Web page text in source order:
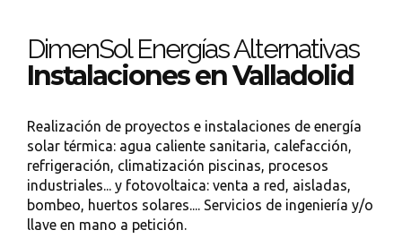
DimenSol Energías Alternativas
Instalaciones en Valladolid
Realización de proyectos e instalaciones de energía
solar térmica: agua caliente sanitaria, calefacción,
refrigeración, climatización piscinas, procesos
industriales... y fotovoltaica: venta a red, aisladas,
bombeo, huertos solares.... Servicios de ingeniería y/o
llave en mano a petición.